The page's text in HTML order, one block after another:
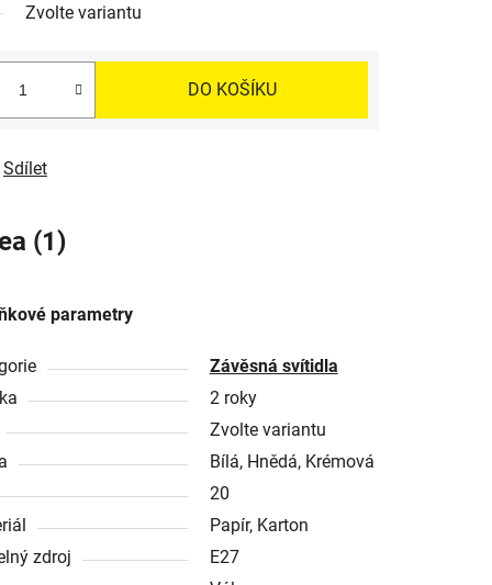
Zvolte variantu
DO KOŠÍKU
Sdílet
(1)
parametry
Závěsná svítidla
2 roky
Zvolte variantu
Bílá, Hnědá, Krémová
20
Papír, Karton
zdroj
E27